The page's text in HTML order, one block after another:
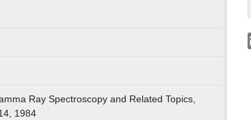
Ray Spectroscopy and Related Topics,
1984